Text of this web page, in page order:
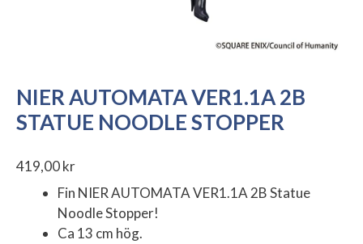
NIER AUTOMATA VER1.1A 2B
STATUE NOODLE STOPPER
419,00kr
Fin NIER AUTOMATA VER1.1A 2B Statue
Noodle Stopper!
Ca 13 cm hög.